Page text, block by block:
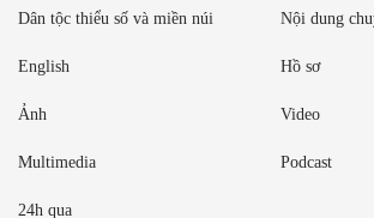
Dân tộc thiểu số và miền núi Nội dung
English Hồ sơ
Ảnh Video
Multimedia Podcast
24h qua